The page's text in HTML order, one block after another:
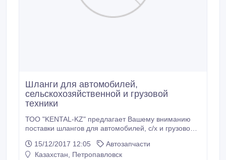
Шланги для автомобилей,
сельскохозяйственной и грузовой
техники
ТОО "KENTAL-KZ" предлагает Вашему вниманию
поставки шлангов для автомобилей, с/х и грузовой
получают: • продукцию от завода производителя; •
гарантию качества; • подробную консультацию; •
15/12/2017 12:05
Автозапчасти
Казахстан, Петропавловск